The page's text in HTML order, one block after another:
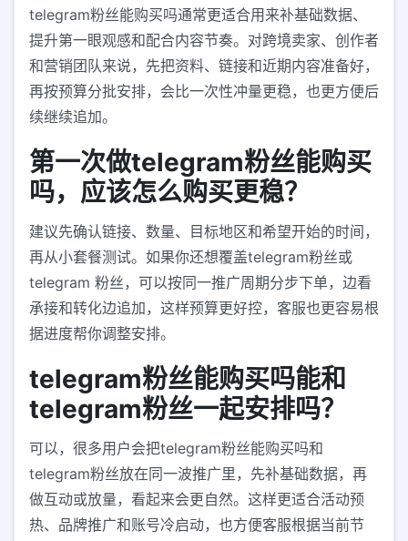
telegram粉丝能购买吗通常更适合用来补基础数据、
提升第一眼观感和配合内容节奏。对跨境卖家、创作者
和营销团队来说，先把资料、链接和近期内容准备好，
再按预算分批安排，会比一次性冲量更稳，也更方便后
续继续追加。
第一次做telegram粉丝能购买
吗，应该怎么购买更稳？
建议先确认链接、数量、目标地区和希望开始的时间，
再从小套餐测试。如果你还想覆盖telegram粉丝或
telegram 粉丝，可以按同一推广周期分步下单，边看
承接和转化边追加，这样预算更好控，客服也更容易根
据进度帮你调整安排。
telegram粉丝能购买吗能和
telegram粉丝一起安排吗？
可以，很多用户会把telegram粉丝能购买吗和
telegram粉丝放在同一波推广里，先补基础数据，再
做互动或放量，看起来会更自然。这样更适合活动预
热、品牌推广和账号冷启动，也方便客服根据当前节